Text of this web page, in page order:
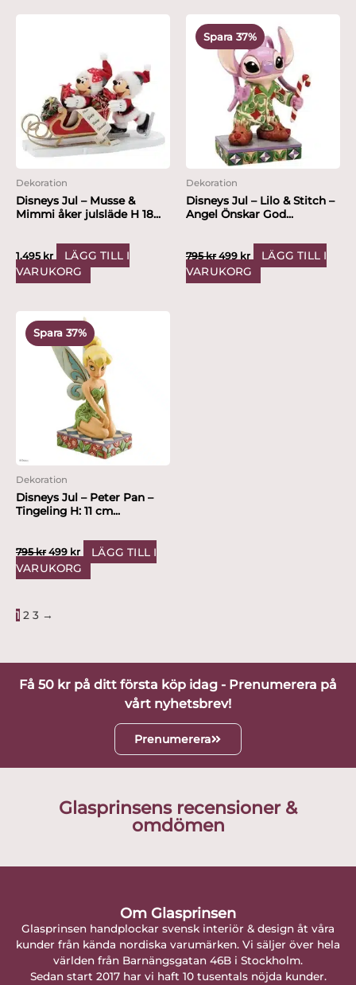
Dekoration
Disneys Jul – Musse &
Mimmi åker julsläde H 18...
1,495 kr
LÄGG TILL I
VARUKORG
Spara 37%
Dekoration
Disneys Jul – Lilo & Stitch –
Angel Önskar God...
795kr
ursprungliga
var:
795 kr.
499 kr
nuvarande
priset
är:
499 kr.
LÄGG TILL I
VARUKORG
Spara 37%
Dekoration
Disneys Jul – Peter Pan –
Tingeling H: 11 cm...
795kr
ursprungliga
var:
795 kr.
499 kr
Det
nuvarande
priset
är:
499 kr.
LÄGG TILL I
VARUKORG
1 2 3 →
Få 50 kr på ditt första köp idag - Prenumerera på
vårt nyhetsbrev!
Prenumerera
Glasprinsens recensioner &
omdömen
Om Glasprinsen
Glasprinsen handplockar svensk interiör & design åt våra
kunder från kända nordiska varumärken. Vi säljer över hela
världen från Barnängsgatan 46B i Stockholm.
Sedan start 2017 har vi haft 10 tusentals nöjda kunder.